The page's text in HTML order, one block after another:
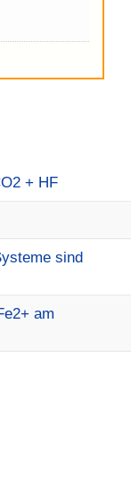
+ HF
sind
am